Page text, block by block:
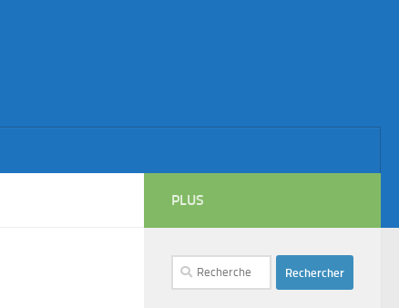
PLUS
Rechercher :